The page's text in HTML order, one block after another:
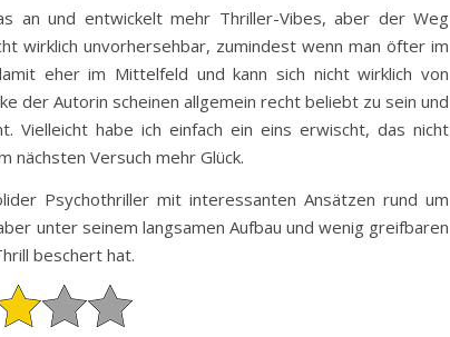
an und entwickelt mehr Thriller-Vibes, aber der Weg
wirklich unvorhersehbar, zumindest wenn man öfter im
eher im Mittelfeld und kann sich nicht wirklich von
der Autorin scheinen allgemein recht beliebt zu sein und
habe ich einfach ein eins erwischt, das nicht
nächsten Versuch mehr Glück.
Psychothriller mit interessanten Ansätzen rund um
unter seinem langsamen Aufbau und wenig greifbaren
beschert hat.